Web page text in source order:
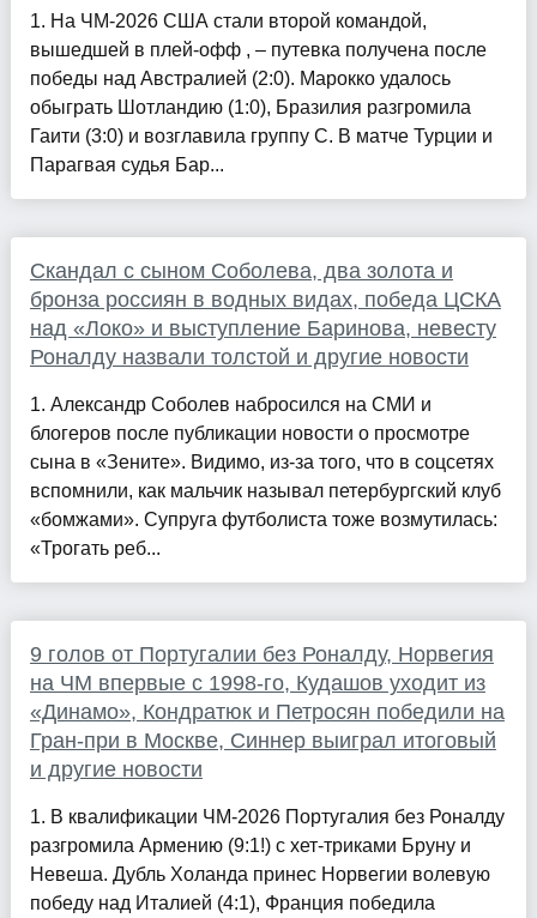
1. На ЧМ-2026 США стали второй командой,
вышедшей в плей-офф , – путевка получена после
победы над Австралией (2:0). Марокко удалось
обыграть Шотландию (1:0), Бразилия разгромила
Гаити (3:0) и возглавила группу С. В матче Турции и
Парагвая судья Бар...
Скандал с сыном Соболева, два золота и
бронза россиян в водных видах, победа ЦСКА
над «Локо» и выступление Баринова, невесту
Роналду назвали толстой и другие новости
1. Александр Соболев набросился на СМИ и
блогеров после публикации новости о просмотре
сына в «Зените». Видимо, из-за того, что в соцсетях
вспомнили, как мальчик называл петербургский клуб
«бомжами». Супруга футболиста тоже возмутилась:
«Трогать реб...
9 голов от Португалии без Роналду, Норвегия
на ЧМ впервые с 1998-го, Кудашов уходит из
«Динамо», Кондратюк и Петросян победили на
Гран-при в Москве, Синнер выиграл итоговый
и другие новости
1. В квалификации ЧМ-2026 Португалия без Роналду
разгромила Армению (9:1!) с хет-триками Бруну и
Невеша. Дубль Холанда принес Норвегии волевую
победу над Италией (4:1), Франция победила